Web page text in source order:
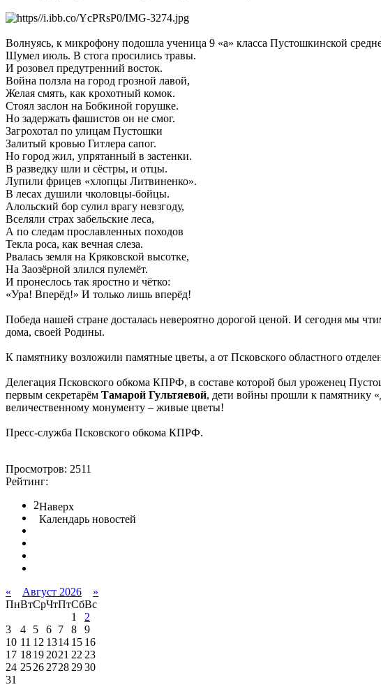
Волнуясь, к микрофону подошла ученица 9 «а» класса Пустошкинской
Шумел июль. В стога просились травы.
И розовел предутренний восток.
Война ползла на город грозной лавой,
Желая смять, как крохотный комок.
Стоял заслон на Бобкиной горушке.
Но задержать фашистов он не смог.
Загрохотал по улицам Пустошки
Залитый кровью Гитлера сапог.
Но город жил, упрятанный в застенки.
В разведку шли и сёстры, и отцы.
Лупили фрицев «хлопцы Литвиненко».
В лесах душили чколовцы-бойцы.
Алольский бор сулил врагу невзгоду,
Вселяли страх забельские леса,
А по следам прославленных походов
Текла роса, как вечная слеза.
Рвалась земля на Кряковской высотке,
На Заозёрной злился пулемёт.
И пронеслось так яростно и чётко:
«Ура! Вперёд!» И только лишь вперёд!
Победа нашей стране досталась невероятно дорогой ценой. И сегодня мы
дома, своей Родины.
К памятнику возложили памятные цветы, а от Псковского областного
Делегация Псковского обкома КПРФ, в составе которой был уроженец
первым секретарём Тамарой Гультяевой, дети войны прошли к памятнику
величественному монументу – живые цветы!
Пресс-служба Псковского обкома КПРФ.
Просмотров: 2511
Рейтинг:
2Наверх
Календарь новостей
« Август 2026
»
ПнВтСрЧтПтСбВс
1
2
3
4 5 6 7 8
9
10 11 12 1314 15 16
17 18192021 2223
24 252627282930
31